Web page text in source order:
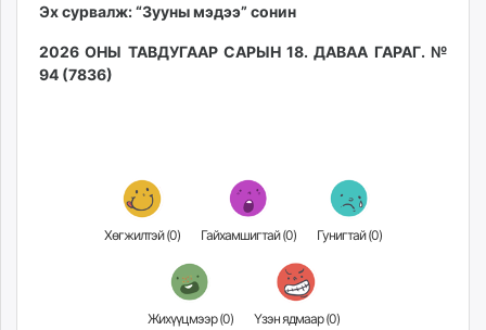
Эх сурвалж: “Зууны мэдээ” сонин
2026 ОНЫ ТАВДУГААР САРЫН 18. ДАВАА ГАРАГ. №
94 (7836)
Хөгжилтэй (0) Гайхамшигтай (0) Гунигтай (0)
Жихүүцмээр (0) Үзэн ядмаар (0)